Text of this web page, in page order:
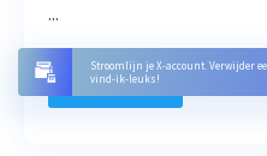
Stroomlijn je X-account. Verwijder
vind-ik-leuks!
...
Read More